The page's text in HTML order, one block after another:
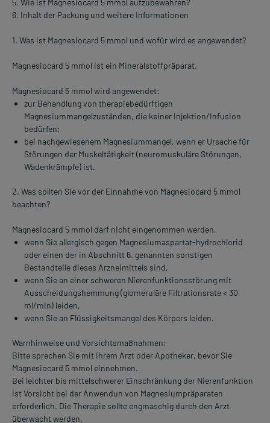
5. Wie ist Magnesiocard 5 mmol aufzubewahren?
6. Inhalt der Packung und weitere Informationen
1. Was ist Magnesiocard 5 mmol und wofür wird es angewendet?
Magnesiocard 5 mmol ist ein Mineralstoffpräparat.
Magnesiocard 5 mmol wird angewendet:
zur Behandlung von therapiebedürftigen
Magnesiummangelzuständen, die keiner Injektion/Infusion
bedürfen;
bei nachgewiesenem Magnesiummangel, wenn er Ursache für
Störungen der Muskeltätigkeit (neuromuskuläre Störungen,
Wadenkrämpfe) ist.
2. Was sollten Sie vor der Einnahme von Magnesiocard 5 mmol
beachten?
Magnesiocard 5 mmol darf nicht eingenommen werden,
wenn Sie allergisch gegen Magnesiumaspartat-hydrochlorid
oder einen der in Abschnitt 6. genannten sonstigen
Bestandteile dieses Arzneimittels sind,
wenn Sie an einer schweren Nierenfunktionsstörung mit
Ausscheidungshemmung (glomeruläre Filtrationsrate < 30
ml/min) leiden,
wenn Sie an Flüssigkeitsmangel des Körpers leiden.
Warnhinweise und Vorsichtsmaßnahmen:
Bitte sprechen Sie mit Ihrem Arzt oder Apotheker, bevor Sie
Magnesiocard 5 mmol einnehmen.
Bei leichter bis mittelschwerer Einschränkung der Nierenfunktion
ist Vorsicht bei der Anwendun von Magnesiumpräparaten
erforderlich. Die Therapie sollte engmaschig durch den Arzt
überwacht werden.